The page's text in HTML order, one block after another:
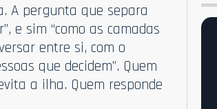
A pergunta que separa
e sim “como as camadas
entre si, com o
que decidem”. Quem
a ilha. Quem responde